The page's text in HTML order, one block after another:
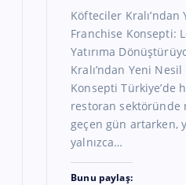
Köfteciler Kralı’ndan
Franchise Konsepti:
Yatırıma
Kralı’ndan Yeni
Konsepti Türkiye’de
restoran sektöründe
geçen gün artarken,
yalnızca…
Bunu paylaş: